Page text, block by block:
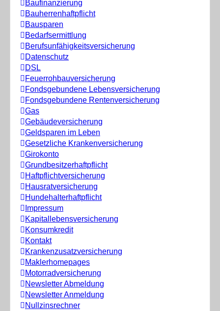
Baufinanzierung
Bauherrenhaftpflicht
Bausparen
Bedarfsermittlung
Berufs­unfähigkeitsversicherung
Datenschutz
DSL
Feuerrohbauversicherung
Fondsgebundene Lebensversicherung
Fondsgebundene Rentenversicherung
Gas
Gebäudeversicherung
Geldsparen im Leben
Gesetzliche Krankenversicherung
Girokonto
Grundbesitzerhaftpflicht
Haftpflichtversicherung
Hausratversicherung
Hundehalterhaftpflicht
Impressum
Kapitallebensversicherung
Konsumkredit
Kontakt
Krankenzusatzversicherung
Maklerhomepages
Motorradversicherung
Newsletter Abmeldung
Newsletter Anmeldung
Nullzinsrechner